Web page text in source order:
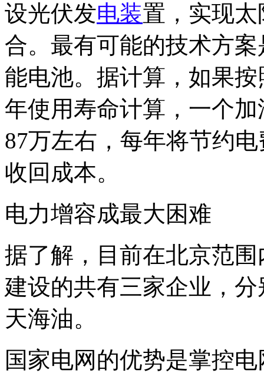
设光伏发电装置，实现
合。最有可能的技术方
能电池。据计算，如果
年使用寿命计算，一个
87万左右，每年将节约
收回成本。
电力增容成最大困难
据了解，目前在北京范
建设的共有三家企业，分
天海油。
国家电网的优势是掌控